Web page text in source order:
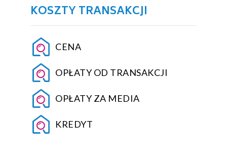
KOSZTY TRANSAKCJI
CENA
OPŁATY OD TRANSAKCJI
OPŁATY ZA MEDIA
KREDYT